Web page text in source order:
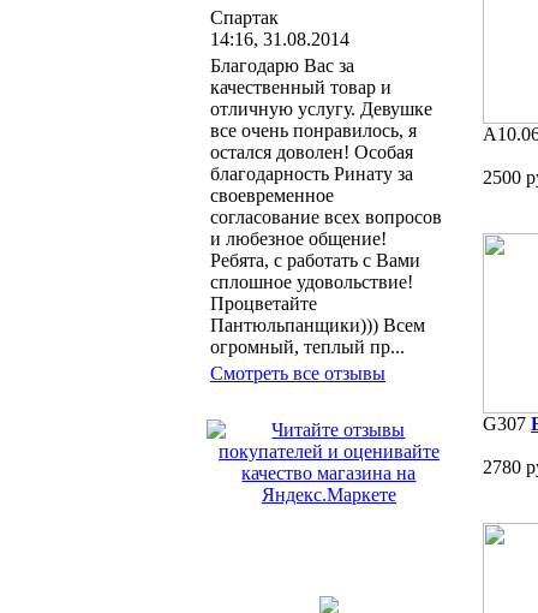
Спартак
14:16, 31.08.2014
Благодарю Вас за
качественный товар и
отличную услугу. Девушке
все очень понравилось, я
остался доволен! Особая
благодарность Ринату за
своевременное
согласование всех вопросов
и любезное общение!
Ребята, с работать с Вами
сплошное удовольствие!
Процветайте
Пантюльпанщики))) Всем
огромный, теплый пр...
Смотреть все отзывы
2500
G307
2780